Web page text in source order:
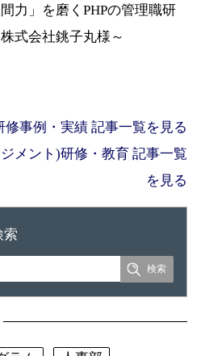
間力」を磨くPHPの管理職研
式会社銚子丸様～
修事例・実績 記事一覧を見る
メント)研修・教育 記事一覧
を見る
索